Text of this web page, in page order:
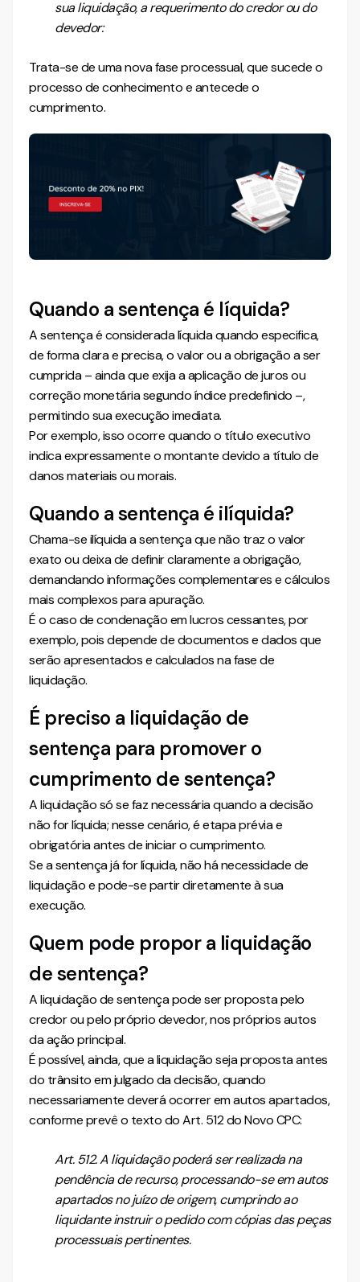
sua liquidação, a requerimento do credor ou do
devedor:
Trata-se de uma nova fase processual, que sucede o
processo de conhecimento e antecede o
cumprimento.
Quando a sentença é líquida?
A sentença é considerada líquida quando especifica,
de forma clara e precisa, o valor ou a obrigação a ser
cumprida – ainda que exija a aplicação de juros ou
correção monetária segundo índice predefinido –,
permitindo sua execução imediata.
Por exemplo, isso ocorre quando o título executivo
indica expressamente o montante devido a título de
danos materiais ou morais.
Quando a sentença é ilíquida?
Chama-se ilíquida a sentença que não traz o valor
exato ou deixa de definir claramente a obrigação,
demandando informações complementares e cálculos
mais complexos para apuração.
É o caso de condenação em lucros cessantes, por
exemplo, pois depende de documentos e dados que
serão apresentados e calculados na fase de
liquidação.
É preciso a liquidação de
sentença para promover o
cumprimento de sentença?
A liquidação só se faz necessária quando a decisão
não for líquida; nesse cenário, é etapa prévia e
obrigatória antes de iniciar o cumprimento.
Se a sentença já for líquida, não há necessidade de
liquidação e pode-se partir diretamente à sua
execução.
Quem pode propor a liquidação
de sentença?
A liquidação de sentença pode ser proposta pelo
credor ou pelo próprio devedor, nos próprios autos
da ação principal.
É possível, ainda, que a liquidação seja proposta antes
do trânsito em julgado da decisão, quando
necessariamente deverá ocorrer em autos apartados,
conforme prevê o texto do Art. 512 do Novo CPC:
Art. 512. A liquidação poderá ser realizada na
pendência de recurso, processando-se em autos
apartados no juízo de origem, cumprindo ao
liquidante instruir o pedido com cópias das peças
processuais pertinentes.